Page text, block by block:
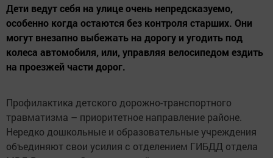
Дети ведут себя на улице очень непредсказуемо,
особенно когда остаются без контроля старших. Они
могут внезапно выбежать на дорогу и угодить под
колеса автомобиля, или, управляя велосипедом ездить
на проезжей части дорог.
Профилактика детского дорожно-транспортного
травматизма – приоритетное направление районе.
Нередко дошкольные и образовательные учреждения
объединяют свои усилия с отделением ГИБДД отдела